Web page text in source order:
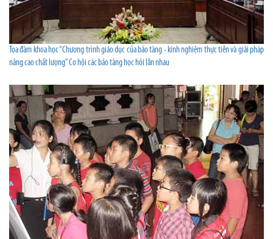
Tọa đàm khoa học “Chương trình giáo dục của bảo tàng - kinh nghiệm thực tiễn và giải pháp
nâng cao chất lượng” Cơ hội các bảo tàng học hỏi lẫn nhau